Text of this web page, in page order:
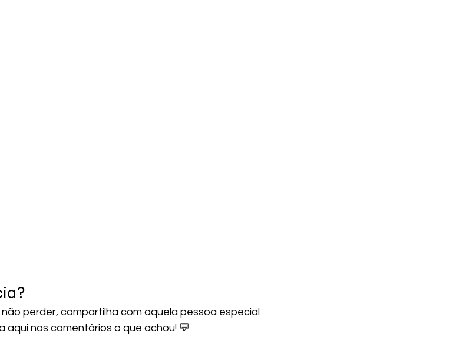
perder, compartilha com aquela pessoa especial
aqui nos comentários o que achou! 💬